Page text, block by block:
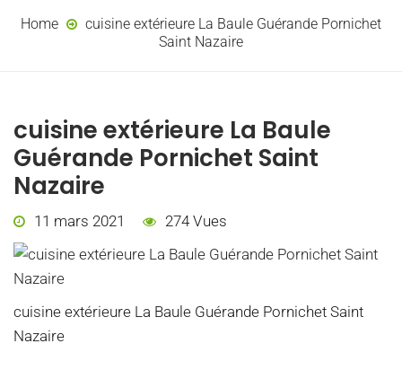
Home
cuisine extérieure La Baule Guérande Pornichet
Saint Nazaire
cuisine extérieure La Baule
Guérande Pornichet Saint
Nazaire
11 mars 2021 274 Vues
cuisine extérieure La Baule Guérande Pornichet Saint
Nazaire